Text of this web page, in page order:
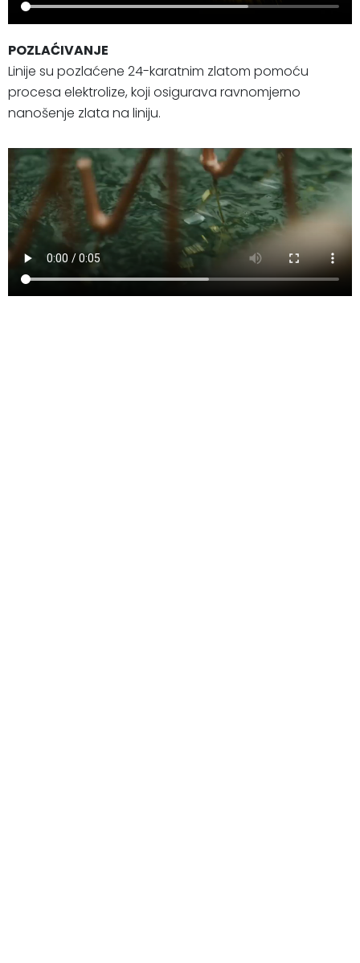
POZLAĆIVANJE
Linije su pozlaćene 24-karatnim zlatom pomoću
procesa elektrolize, koji osigurava ravnomjerno
nanošenje zlata na liniju.